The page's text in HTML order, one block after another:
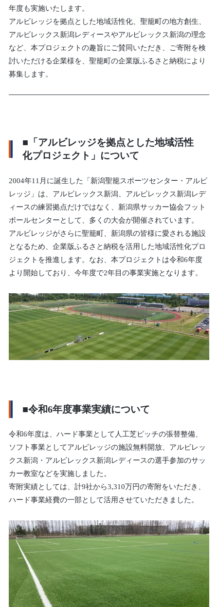
年度も実施いたします。
アルビレッジを拠点とした地域活性化、聖籠町の地方創生、
アルビレックス新潟レディースやアルビレックス新潟の理念
など、本プロジェクトの趣旨にご賛同いただき、ご寄附を検
討いただける企業様を、聖籠町の企業版ふるさと納税により
募集します。
■「アルビレッジを拠点とした地域活性
化プロジェクト」について
2004年11月に誕生した「新潟聖籠スポーツセンター・アルビ
レッジ」は、アルビレックス新潟、アルビレックス新潟レデ
ィースの練習拠点だけではなく、新潟県サッカー協会フット
ボールセンターとして、多くの大会が開催されています。
アルビレッジがさらに聖籠町、新潟県の皆様に愛される施設
となるため、企業版ふるさと納税を活用した地域活性化プロ
ジェクトを推進します。なお、本プロジェクトは令和6年度
より開始しており、今年度で2年目の事業実施となります。
■令和6年度事業実績について
令和6年度は、ハード事業として人工芝ピッチの張替整備、
ソフト事業としてアルビレッジの施設無料開放、アルビレッ
クス新潟・アルビレックス新潟レディースの選手参加のサッ
カー教室などを実施しました。
寄附実績としては、計9社から3,310万円の寄附をいただき、
ハード事業経費の一部として活用させていただきました。